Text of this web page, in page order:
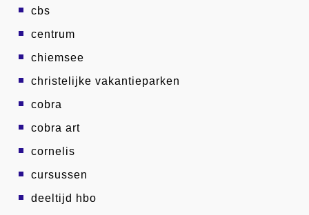
cbs
centrum
chiemsee
christelijke vakantieparken
cobra
cobra art
cornelis
cursussen
deeltijd hbo